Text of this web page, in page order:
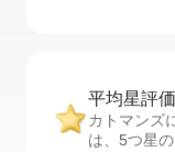
平均星評
カトマンズ
は、5つ星